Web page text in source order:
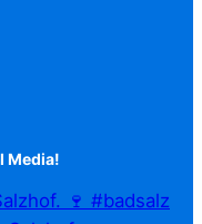
Media!
🍷 #badsalz